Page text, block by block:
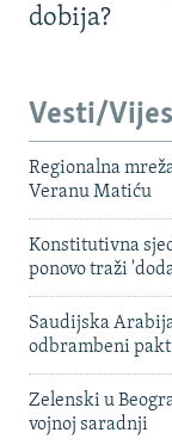
dobija?
Vesti/
Regionalna
Veranu Matiću
Konstitutivna
ponovo traži
Saudijska
odbrambeni pakt
Zelenski u
vojnoj saradnji